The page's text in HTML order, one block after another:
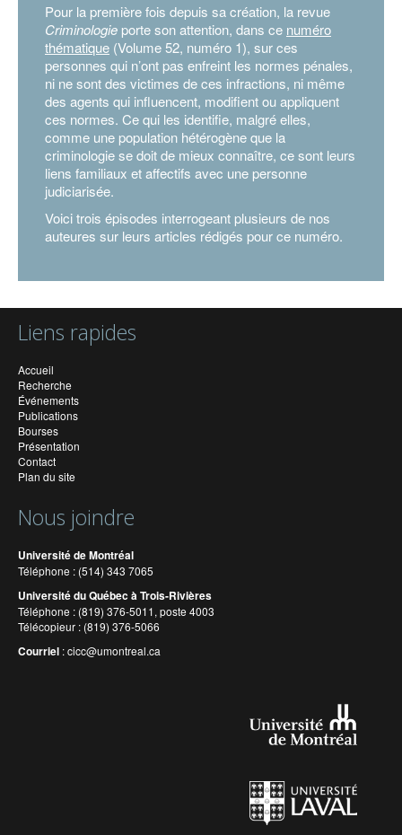
Pour la première fois depuis sa création, la revue
Criminologie porte son attention, dans ce numéro
thématique (Volume 52, numéro 1), sur ces
personnes qui n’ont pas enfreint les normes pénales,
ni ne sont des victimes de ces infractions, ni même
des agents qui influencent, modifient ou appliquent
ces normes. Ce qui les identifie, malgré elles,
comme une population hétérogène que la
criminologie se doit de mieux connaître, ce sont leurs
liens familiaux et affectifs avec une personne
judiciarisée.
Voici trois épisodes interrogeant plusieurs de nos
auteures sur leurs articles rédigés pour ce numéro.
Liens rapides
Accueil
Recherche
Événements
Publications
Bourses
Présentation
Contact
Plan du site
Nous joindre
Université de Montréal
Téléphone : (514) 343 7065
Université du Québec à Trois-Rivières
Téléphone : (819) 376-5011, poste 4003
Télécopieur : (819) 376-5066
Courriel :cicc@umontreal.ca